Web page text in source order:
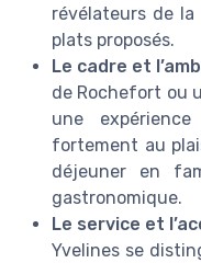
révélateurs de
plats proposés.
Le cadre et
de Rochefort ou
une expérience
fortement au
déjeuner en
gastronomique.
Le service et
Yvelines se